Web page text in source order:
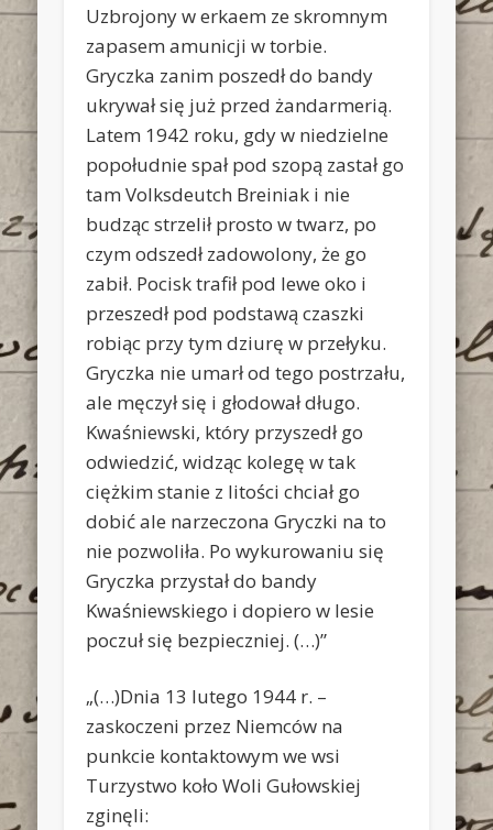
Uzbrojony w erkaem ze skromnym
zapasem amunicji w torbie.
Gryczka zanim poszedł do bandy
ukrywał się już przed żandarmerią.
Latem 1942 roku, gdy w niedzielne
popołudnie spał pod szopą zastał go
tam Volksdeutch Breiniak i nie
budząc strzelił prosto w twarz, po
czym odszedł zadowolony, że go
zabił. Pocisk trafił pod lewe oko i
przeszedł pod podstawą czaszki
robiąc przy tym dziurę w przełyku.
Gryczka nie umarł od tego postrzału,
ale męczył się i głodował długo.
Kwaśniewski, który przyszedł go
odwiedzić, widząc kolegę w tak
ciężkim stanie z litości chciał go
dobić ale narzeczona Gryczki na to
nie pozwoliła. Po wykurowaniu się
Gryczka przystał do bandy
Kwaśniewskiego i dopiero w lesie
poczuł się bezpieczniej. (…)”
„(…)Dnia 13 lutego 1944 r. –
zaskoczeni przez Niemców na
punkcie kontaktowym we wsi
Turzystwo koło Woli Gułowskiej
zginęli: